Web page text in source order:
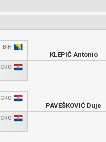
BIH
CRO
CRO
CRO
KLEPIĆ Antonio
PAVEŠKOVIĆ Duje